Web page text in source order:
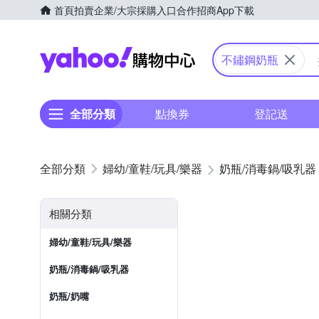
首頁拍賣企業/大宗採購入口合作招商App下載
Yahoo購物中心
不鏽鋼奶瓶
全部分類 點換券 登記送
婦幼/童鞋/玩具/樂器 奶瓶/消毒鍋/吸乳器
相關分類
婦幼/童鞋/玩具/樂器
奶瓶/消毒鍋/吸乳器
奶瓶/奶嘴